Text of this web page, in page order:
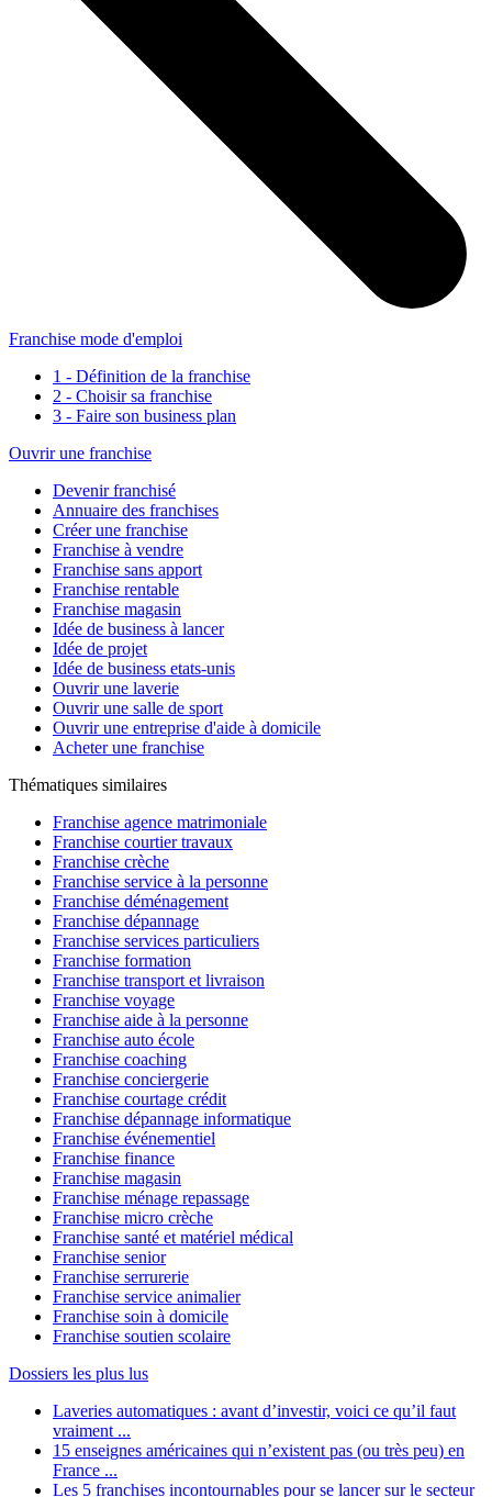
Franchise mode d'emploi
1 - Définition de la franchise
2 - Choisir sa franchise
3 - Faire son business plan
Ouvrir une franchise
Devenir franchisé
Annuaire des franchises
Créer une franchise
Franchise à vendre
Franchise sans apport
Franchise rentable
Franchise magasin
Idée de business à lancer
Idée de projet
Idée de business etats-unis
Ouvrir une laverie
Ouvrir une salle de sport
Ouvrir une entreprise d'aide à domicile
Acheter une franchise
Thématiques similaires
Franchise agence matrimoniale
Franchise courtier travaux
Franchise crèche
Franchise service à la personne
Franchise déménagement
Franchise dépannage
Franchise services particuliers
Franchise formation
Franchise transport et livraison
Franchise voyage
Franchise aide à la personne
Franchise auto école
Franchise coaching
Franchise conciergerie
Franchise courtage crédit
Franchise dépannage informatique
Franchise événementiel
Franchise finance
Franchise magasin
Franchise ménage repassage
Franchise micro crèche
Franchise santé et matériel médical
Franchise senior
Franchise serrurerie
Franchise service animalier
Franchise soin à domicile
Franchise soutien scolaire
Dossiers les plus lus
Laveries automatiques : avant d’investir, voici ce qu’il faut
vraiment ...
15 enseignes américaines qui n’existent pas (ou très peu) en
France ...
Les 5 franchises incontournables pour se lancer sur le secteur